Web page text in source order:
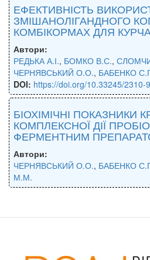
ЕФЕКТИВНІСТЬ
ЗМІШАНОЛІГАНДНОГО
КОМБІКОРМАХ ДЛЯ
Автори:
РЕДЬКА А.І., БОМКО В.С.,
ЧЕРНЯВСЬКИЙ О.О., БАБЕНКО
DOI: https://doi.org/10.33245/
БІОХІМІЧНІ ПОКАЗНИКИ
КОМПЛЕКСНОЇ ДІЇ
ФЕРМЕНТНИМ
Автори:
ЧЕРНЯВСЬКИЙ О.О., БАБЕНКО
М.М.